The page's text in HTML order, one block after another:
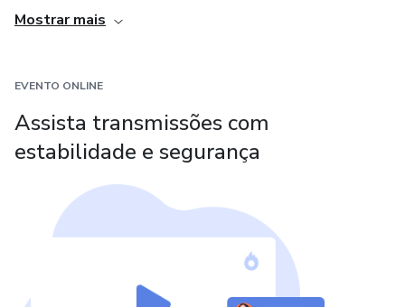
Mostrar mais
EVENTO ONLINE
Assista transmissões com
estabilidade e segurança